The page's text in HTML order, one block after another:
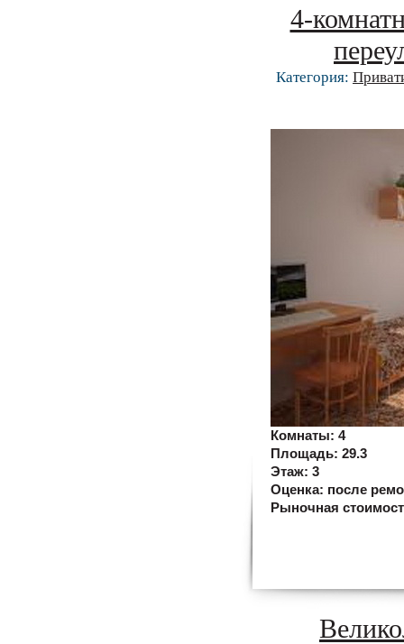
4-
Категория:
Комнаты: 4
Площадь: 29.3
Этаж: 3
Оценка: после
Рыночная